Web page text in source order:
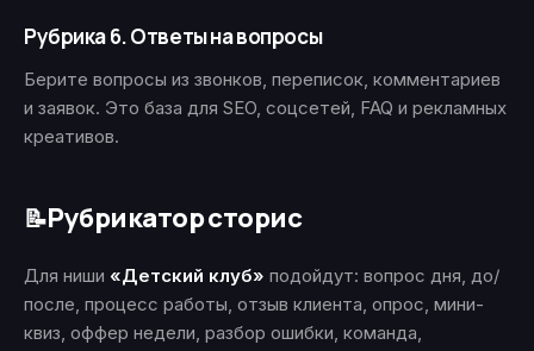
Рубрика 6. Ответы на вопросы
Берите вопросы из звонков, переписок, комментариев
и заявок. Это база для SEO, соцсетей, FAQ и рекламных
креативов.
📝Рубрикатор сторис
Для ниши «Детский клуб» подойдут: вопрос дня, до/
после, процесс работы, отзыв клиента, опрос, мини-
квиз, оффер недели, разбор ошибки, команда,